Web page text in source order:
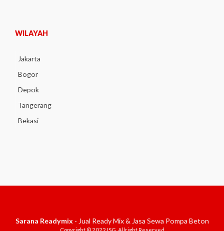
WILAYAH
Jakarta
Bogor
Depok
Tangerang
Bekasi
Sarana Readymix - Jual Ready Mix & Jasa Sewa Pompa Beton
Copyright © 2022 ISG. Allright Reserved